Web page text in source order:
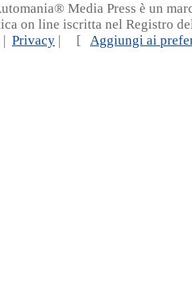
Media Press è un
on line iscritta nel Registro
| Privacy | [ Aggiungi ai